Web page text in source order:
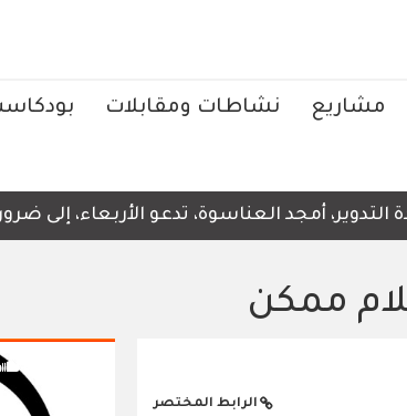
مشاريع نشاطات ومقابلات
أمجد العناسوة، تدعو الأربعاء، إلى
ممكن
الرابط المختصر